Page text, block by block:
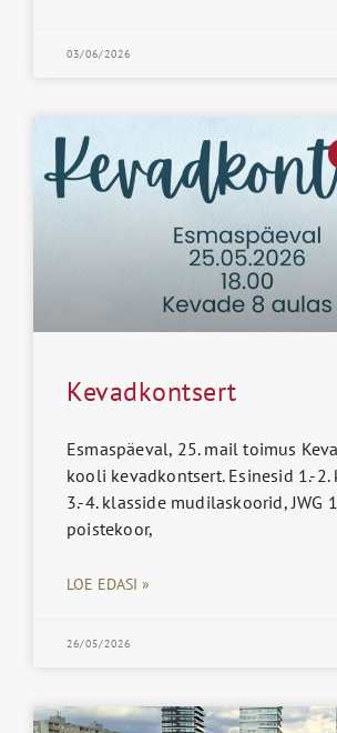
03/06/2026
Kevadkontsert
Esmaspäeval, 25. mail toimus
kooli kevadkontsert. Esinesid 1.-2.
3.-4. klasside mudilaskoorid, JWG
poistekoor,
LOE EDASI »
26/05/2026